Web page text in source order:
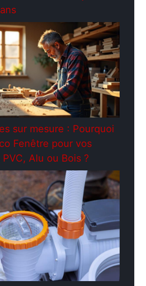
sur mesure : Pourquoi
Fenêtre pour vos
Alu ou Bois ?